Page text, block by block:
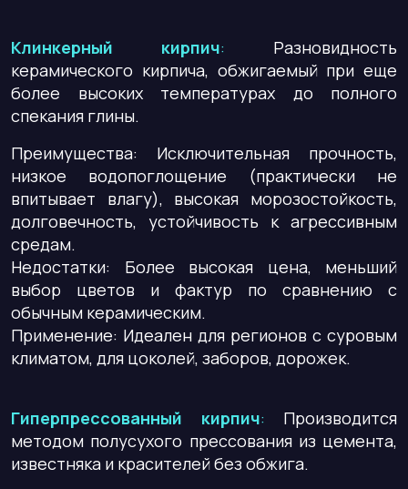
Клинкерный кирпич: Разновидность
керамического кирпича, обжигаемый при еще
более высоких температурах до полного
спекания глины.
Преимущества: Исключительная прочность,
низкое водопоглощение (практически не
впитывает влагу), высокая морозостойкость,
долговечность, устойчивость к агрессивным
средам.
Недостатки: Более высокая цена, меньший
выбор цветов и фактур по сравнению с
обычным керамическим.
Применение: Идеален для регионов с суровым
климатом, для цоколей, заборов, дорожек.
Гиперпрессованный кирпич: Производится
методом полусухого прессования из цемента,
известняка и красителей без обжига.